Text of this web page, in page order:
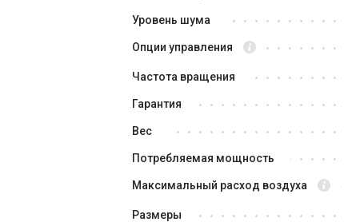
Канальный вентилятор
Soler&Palau VENT-200 B
Уровень шума
Опции управления
Частота вращения
Гарантия
Вес
Потребляемая мощность
Максимальный расход воздуха
Размеры